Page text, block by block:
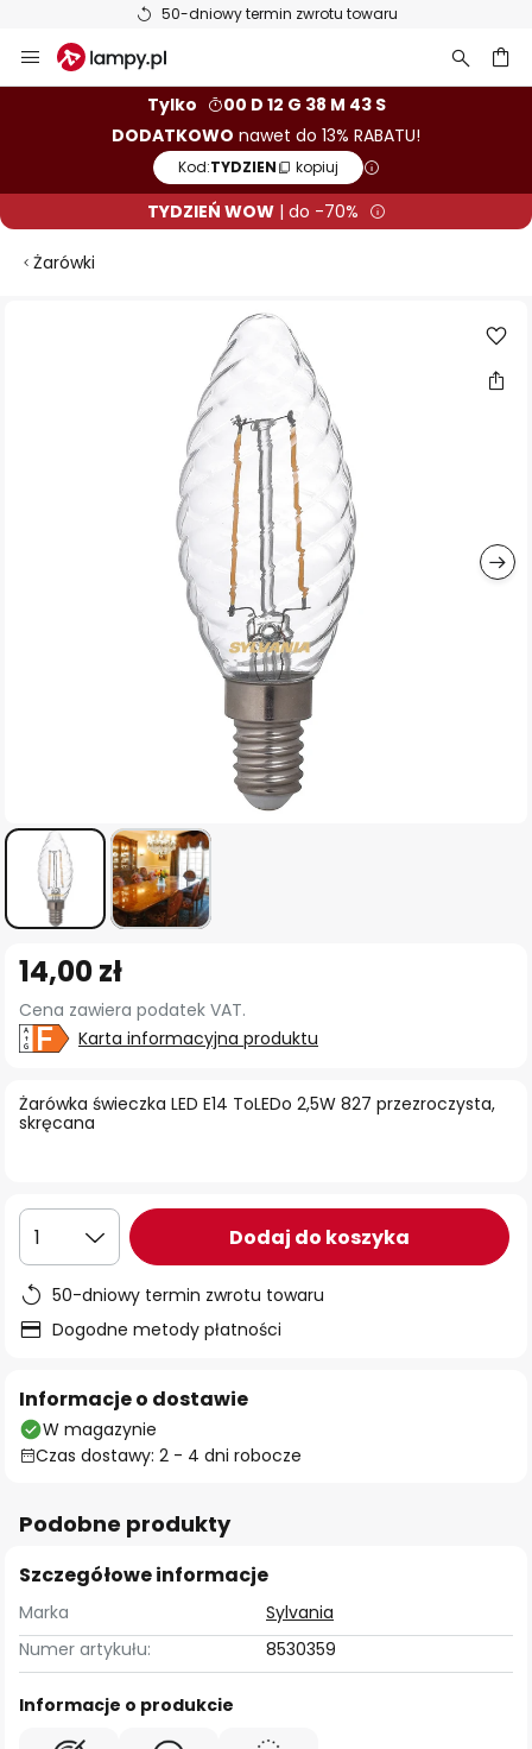
50-dniowy termin zwrotu towaru
Przejdź
do
Tylko
00 D 12 G 38 M 43 S
DODATKOWO nawet do 13% RABATU!
Kod:TYDZIEN kopiuj
TYDZIEŃ WOW| do -70%
Żarówki
na
początek
galerii
Żarówka świeczka LED E14 ToLEDo 2,5W 827 przezroczysta,
skręcana
14,00 zł
Cena zawiera podatek VAT.
Karta informacyjna produktu
1 Dodaj do koszyka
50-dniowy termin zwrotu towaru
Dogodne metody płatności
Informacje o dostawie
W magazynie
Czas dostawy: 2 - 4 dni robocze
Podobne produkty
Szczegółowe informacje
Marka
Sylvania
Numer artykułu:
8530359
Informacje o produkcie